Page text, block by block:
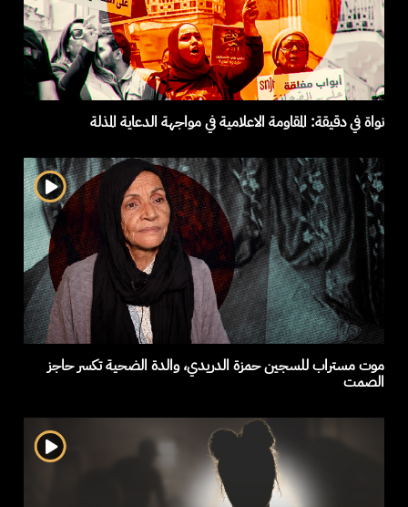
نواة في دقيقة: المقاومة الاعلامية في مواجهة الدعاية المذلة
موت مستراب للسجين حمزة الدريدي، والدة الضحية تكسر حاجز
الصمت